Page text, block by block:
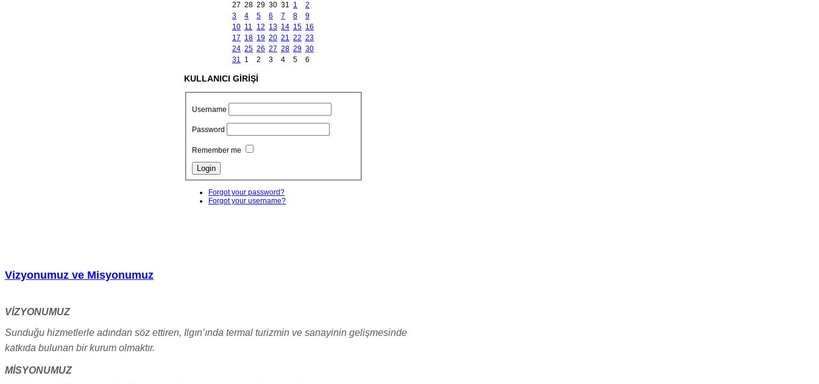
27 28 29 30 31 1
2
3
4 5 6 7 8
9
10 11 12 13 14 15 16
17 18 19 20 21 22 23
24 25 26 27 28 29 30
31 1 2 3 4 5 6
KULLANICI GİRİŞİ
Username
Password
Remember me
Forgot your password?
Forgot your username?
Vizyonumuz ve Misyonumuz
VİZYONUMUZ
Sunduğu hizmetlerle adından söz ettiren, Ilgın’ında termal turizmin ve sanayinin gelişmesinde
katkıda bulunan bir kurum olmaktır.
MİSYONUMUZ